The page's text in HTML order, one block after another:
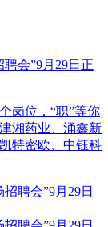
会”9月29日正
岗位，“职”等你
湘药业、涌鑫新
特密欧、中钰科